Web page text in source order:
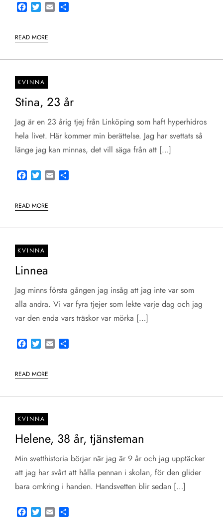
Facebook
TwitterEmail
READ MORE
KVINNA
Stina, 23 år
Jag är en 23 årig tjej från Linköping som haft hyperhidros
hela livet. Här kommer min berättelse. Jag har svettats så
länge jag kan minnas, det vill säga från att […]
Facebook
TwitterEmail
READ MORE
KVINNA
Linnea
Jag minns första gången jag insåg att jag inte var som
alla andra. Vi var fyra tjejer som lekte varje dag och jag
var den enda vars träskor var mörka […]
Facebook
TwitterEmail
READ MORE
KVINNA
Helene, 38 år, tjänsteman
Min svetthistoria börjar när jag är 9 år och jag upptäcker
att jag har svårt att hålla pennan i skolan, för den glider
bara omkring i handen. Handsvetten blir sedan […]
Facebook
TwitterEmail